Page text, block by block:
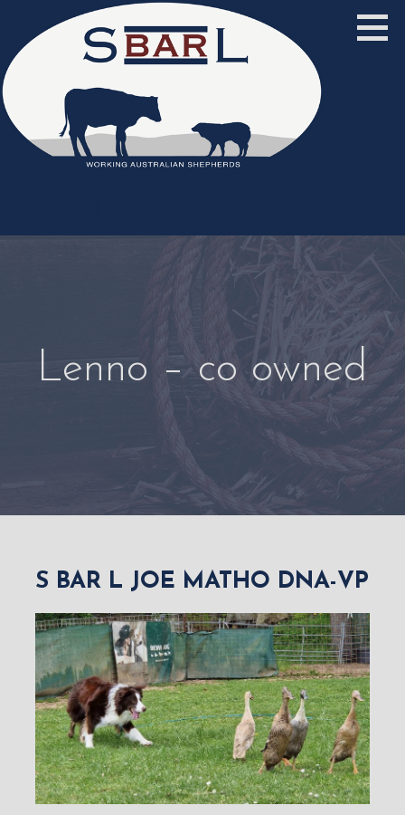
springen
Lenno – co owned
S BAR L JOE MATHO DNA-VP